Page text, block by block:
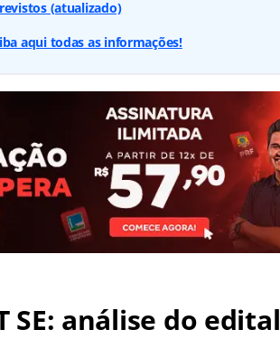
(atualizado)
aqui todas as informações!
SE: análise do edital